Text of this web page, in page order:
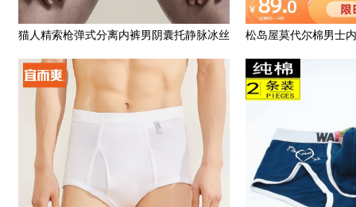
猫人精索枪弹式分离内裤男阴囊托静脉冰丝
囊袋曲张平角英国卫裤头
松岛屋莫代尔棉男士
裤男透气平